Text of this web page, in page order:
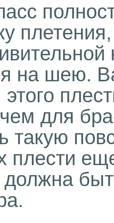
на шею.
этого
для
такую
плести
должна